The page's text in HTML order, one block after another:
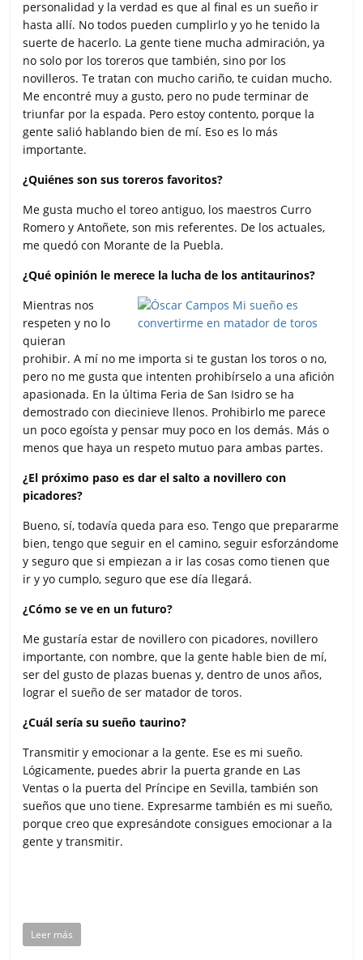
personalidad y la verdad es que al final es un sueño ir
hasta allí. No todos pueden cumplirlo y yo he tenido la
suerte de hacerlo. La gente tiene mucha admiración, ya
no solo por los toreros que también, sino por los
novilleros. Te tratan con mucho cariño, te cuidan mucho.
Me encontré muy a gusto, pero no pude terminar de
triunfar por la espada. Pero estoy contento, porque la
gente salió hablando bien de mí. Eso es lo más
importante.
¿Quiénes son sus toreros favoritos?
Me gusta mucho el toreo antiguo, los maestros Curro
Romero y Antoñete, son mis referentes. De los actuales,
me quedó con Morante de la Puebla.
¿Qué opinión le merece la lucha de los antitaurinos?
Mientras nos
respeten y no lo
quieran
prohibir. A mí no me importa si te gustan los toros o no,
pero no me gusta que intenten prohibírselo a una afición
apasionada. En la última Feria de San Isidro se ha
demostrado con diecinieve llenos. Prohibirlo me parece
un poco egoísta y pensar muy poco en los demás. Más o
menos que haya un respeto mutuo para ambas partes.
¿El próximo paso es dar el salto a novillero con
picadores?
Bueno, sí, todavía queda para eso. Tengo que prepararme
bien, tengo que seguir en el camino, seguir esforzándome
y seguro que si empiezan a ir las cosas como tienen que
ir y yo cumplo, seguro que ese día llegará.
¿Cómo se ve en un futuro?
Me gustaría estar de novillero con picadores, novillero
importante, con nombre, que la gente hable bien de mí,
ser del gusto de plazas buenas y, dentro de unos años,
lograr el sueño de ser matador de toros.
¿Cuál sería su sueño taurino?
Transmitir y emocionar a la gente. Ese es mi sueño.
Lógicamente, puedes abrir la puerta grande en Las
Ventas o la puerta del Príncipe en Sevilla, también son
sueños que uno tiene. Expresarme también es mi sueño,
porque creo que expresándote consigues emocionar a la
gente y transmitir.
Leer más